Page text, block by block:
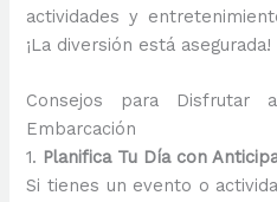
actividades y
¡La diversión está asegurada!
Consejos para Disfrutar
Embarcación
1. Planifica Tu Día con
Si tienes un evento o